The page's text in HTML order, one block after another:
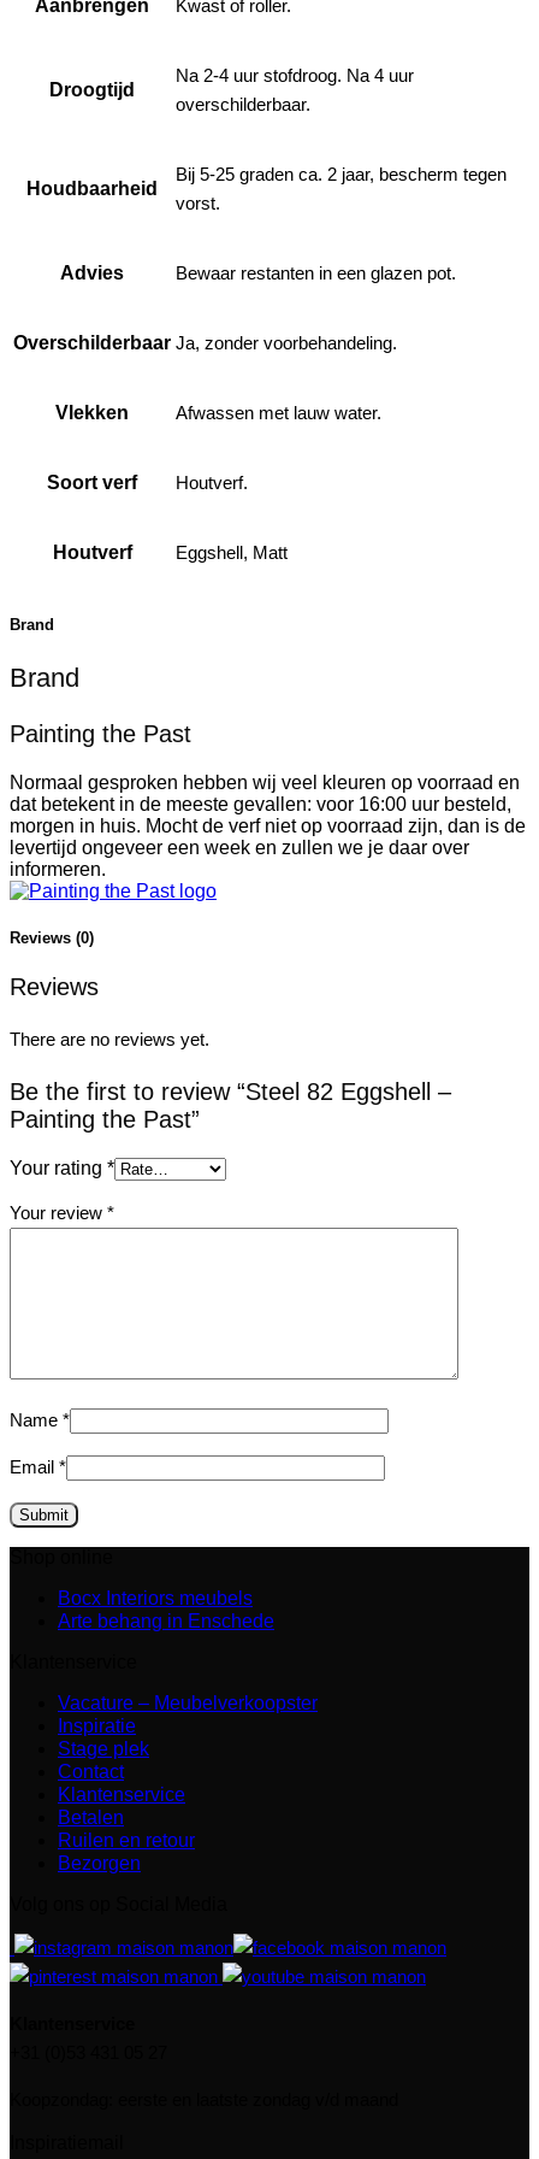
Aanbrengen Kwast of roller.
Droogtijd
Na 2-4 uur stofdroog. Na 4 uur
overschilderbaar.
Houdbaarheid
Bij 5-25 graden ca. 2 jaar, bescherm tegen
vorst.
Advies Bewaar restanten in een glazen pot.
Overschilderbaar Ja, zonder voorbehandeling.
Vlekken Afwassen met lauw water.
Soort verf Houtverf.
Houtverf Eggshell, Matt
Brand
Brand
Painting the Past
Normaal gesproken hebben wij veel kleuren op voorraad en
dat betekent in de meeste gevallen: voor 16:00 uur besteld,
morgen in huis. Mocht de verf niet op voorraad zijn, dan is de
levertijd ongeveer een week en zullen we je daar over
informeren.
Reviews (0)
Reviews
There are no reviews yet.
Be the first to review “Steel 82 Eggshell –
Painting the Past”
Your rating *
Your review *
Name *
Email *
Bocx Interiors meubels
Arte behang in Enschede
Vacature – Meubelverkoopster
Inspiratie
Stage plek
Contact
Klantenservice
Betalen
Ruilen en retour
Bezorgen